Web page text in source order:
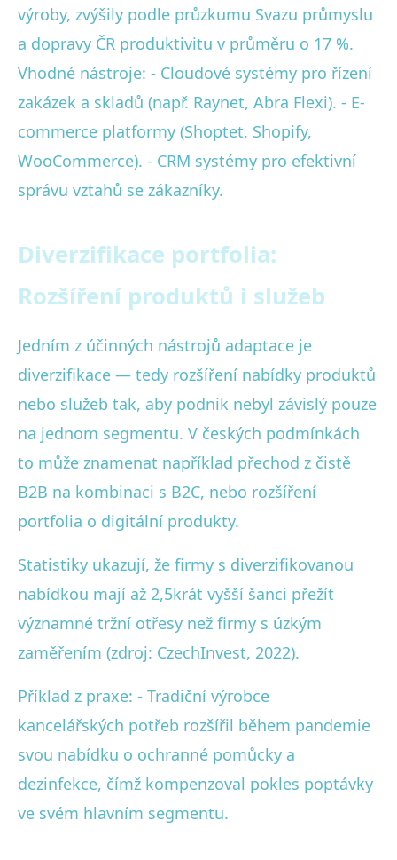
výroby, zvýšily podle průzkumu Svazu průmyslu
a dopravy ČR produktivitu v průměru o 17 %.
Vhodné nástroje: - Cloudové systémy pro řízení
zakázek a skladů (např. Raynet, Abra Flexi). - E-
commerce platformy (Shoptet, Shopify,
WooCommerce). - CRM systémy pro efektivní
správu vztahů se zákazníky.
Diverzifikace portfolia:
Rozšíření produktů i služeb
Jedním z účinných nástrojů adaptace je
diverzifikace — tedy rozšíření nabídky produktů
nebo služeb tak, aby podnik nebyl závislý pouze
na jednom segmentu. V českých podmínkách
to může znamenat například přechod z čistě
B2B na kombinaci s B2C, nebo rozšíření
portfolia o digitální produkty.
Statistiky ukazují, že firmy s diverzifikovanou
nabídkou mají až 2,5krát vyšší šanci přežít
významné tržní otřesy než firmy s úzkým
zaměřením (zdroj: CzechInvest, 2022).
Příklad z praxe: - Tradiční výrobce
kancelářských potřeb rozšířil během pandemie
svou nabídku o ochranné pomůcky a
dezinfekce, čímž kompenzoval pokles poptávky
ve svém hlavním segmentu.